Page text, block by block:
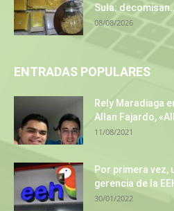
Sula:
08/08/2026
ENTRADAS POPULARES
Rely Maradiaga
Allan Fajardo,
11/08/2021
Por primera vez,
gerencia de la
30/01/2022